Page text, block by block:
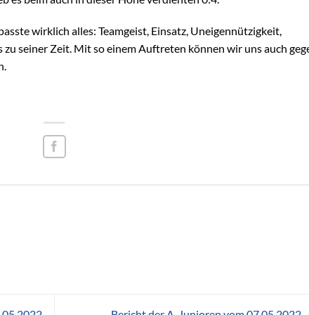
wirklich alles: Teamgeist, Einsatz, Uneigennützigkeit,
seiner Zeit. Mit so einem Auftreten können wir uns auch